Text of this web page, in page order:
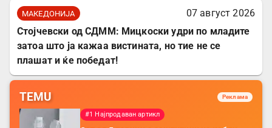
МАКЕДОНИЈА
07 август 2026
Стојчевски од СДММ: Мицкоски удри по младите
затоа што ја кажаа вистината, но тие не се
плашат и ќе победат!
TEMU Реклама
#1 Најпродаван артикл